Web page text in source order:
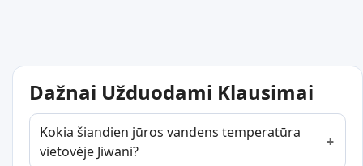
Dažnai Užduodami Klausimai
Kokia šiandien jūros vandens temperatūra
vietovėje Jiwani?